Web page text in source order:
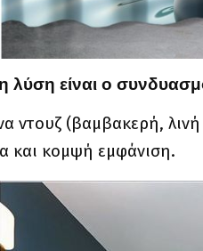
λύση είναι ο
ντουζ (βαμβακερή,
και κομψή εμφάνιση.